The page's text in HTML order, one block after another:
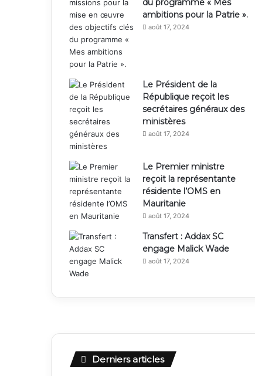
du programme « Mes
ambitions pour la Patrie ».
août 17, 2024
Le Président de la
République reçoit les
secrétaires généraux des
ministères
août 17, 2024
Le Premier ministre
reçoit la représentante
résidente l’OMS en
Mauritanie
août 17, 2024
Transfert : Addax SC
engage Malick Wade
août 17, 2024
Derniers articles